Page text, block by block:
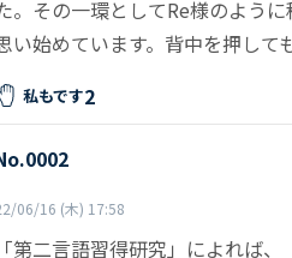
。その一環としてRe様のよう
い始めています。背中を押して
私もです2
06/16 (木) 17:58
「第二言語習得研究」によれば